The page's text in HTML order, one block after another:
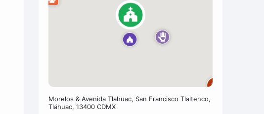
Morelos & Avenida Tlahuac, San Francisco Tlaltenco,
Tláhuac, 13400 CDMX